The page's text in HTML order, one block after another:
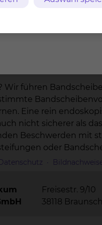
mit vorsichtiger
Fälle erreicht.
Wir führen
Eine rein
nicht sicherer als
Beschwerden mit
oder
Freisestr. 9/10
38118